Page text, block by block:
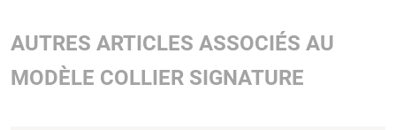
AUTRES ARTICLES ASSOCIÉS AU
MODÈLE COLLIER SIGNATURE